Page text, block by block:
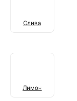
Слива
Лимон